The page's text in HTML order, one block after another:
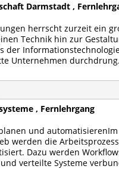
Darmstadt ,
herrscht zur­zeit ein
Tech­nik hin zur
der
Un­ter­neh­men
, Fernlehrgang
und
wer­den die
Da­zu wer­den
ver­teil­te Sys­te­me